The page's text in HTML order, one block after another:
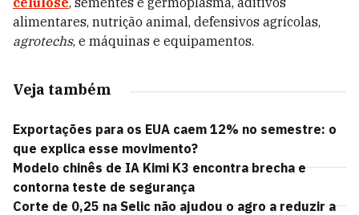
alimentares, nutrição animal, defensivos agrícolas,
agrotechs, e máquinas e equipamentos.
Veja também
Exportações para os EUA caem 12% no semestre: o
que explica esse movimento?
Modelo chinês de IA Kimi K3 encontra brecha e
contorna teste de segurança
Corte de 0,25 na Selic não ajudou o agro a reduzir a